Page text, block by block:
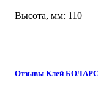
Высота, мм: 110
Отзывы Клей БОЛАРС